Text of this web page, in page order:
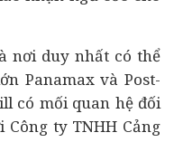
nơi duy nhất có thể
Panamax và Post-
có mối quan hệ đối
ty TNHH Cảng